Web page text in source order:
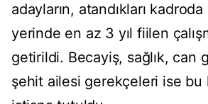
adayların, atandıkları
yerinde en az 3 yıl fiilen
getirildi. Becayiş, sağlık, can
şehit ailesi gerekçeleri ise bu